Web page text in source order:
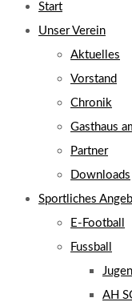
Start
Unser Verein
Aktuelles
Vorstand
Chronik
Gasthaus
Partner
Downloads
Sportliches
E-Football
Fussball
AH